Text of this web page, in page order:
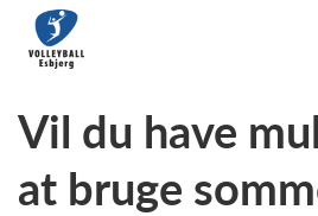
Vil du have
at bruge